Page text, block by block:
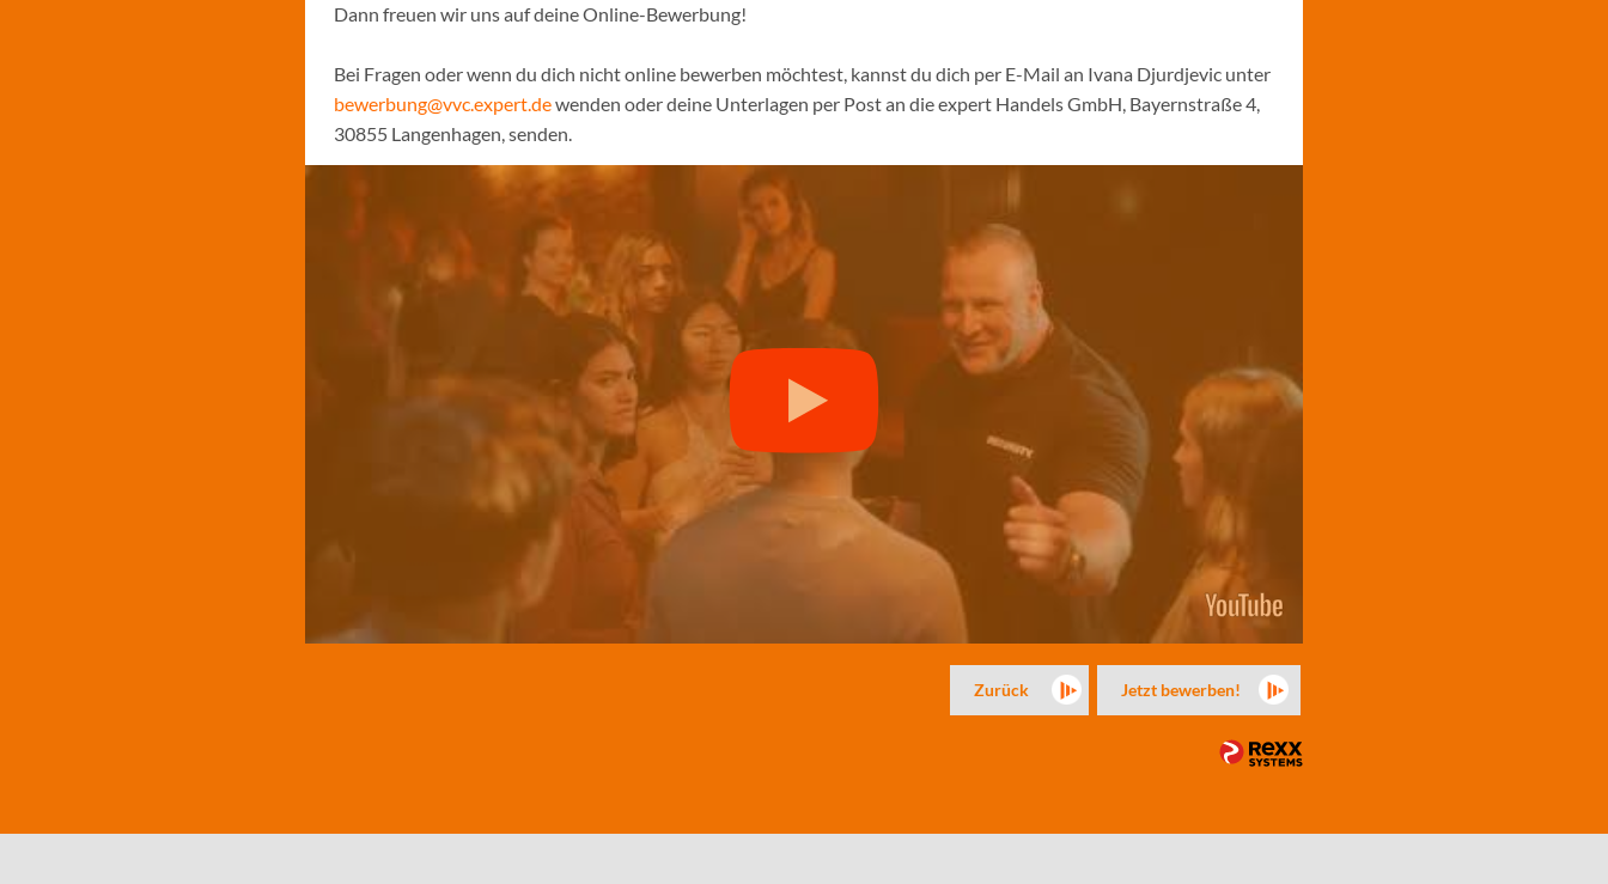
Dann freuen wir uns auf deine Online-Bewerbung!
Bei Fragen oder wenn du dich nicht online bewerben möchtest, kannst du dich per E-Mail an Ivana Djurdjevic unter
bewerbung@vvc.expert.dewenden oder deine Unterlagen per Post an die expert Handels GmbH, Bayernstraße 4,
30855 Langenhagen, senden.
Zurück Jetzt bewerben!